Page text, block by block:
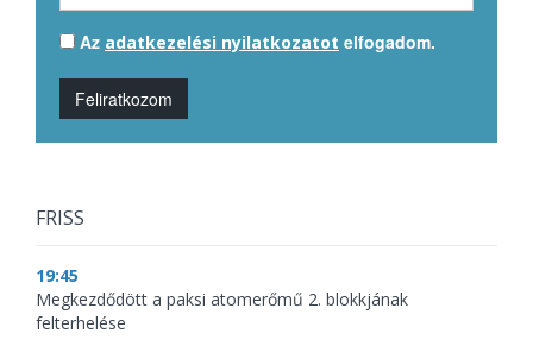
Az adatkezelési nyilatkozatot elfogadom.
Feliratkozom
FRISS
19:45
Megkezdődött a paksi atomerőmű 2. blokkjának
felterhelése